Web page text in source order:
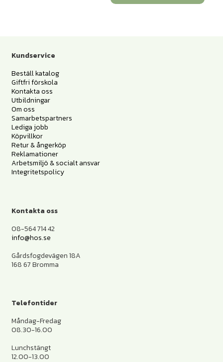
Kundservice
Beställ katalog
Giftfri förskola
Kontakta oss
Utbildningar
Om oss
Samarbetspartners
Lediga jobb
Köpvillkor
Retur & ångerköp
Reklamationer
Arbetsmiljö & socialt ansvar
Integritetspolicy
Kontakta oss
08-564 714 42
info@hos.se
Gårdsfogdevägen 18A
168 67 Bromma
Telefontider
Måndag-Fredag
08.30-16.00
Lunchstängt
12.00-13.00